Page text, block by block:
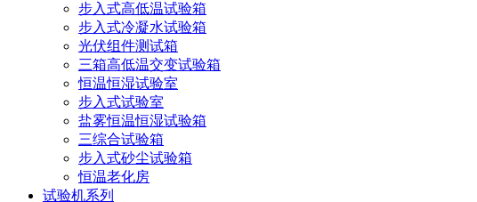
步入式高低温试验箱
步入式冷凝水试验箱
光伏组件测试箱
三箱高低温交变试验箱
恒温恒湿试验室
步入式试验室
盐雾恒温恒湿试验箱
三综合试验箱
步入式砂尘试验箱
恒温老化房
试验机系列